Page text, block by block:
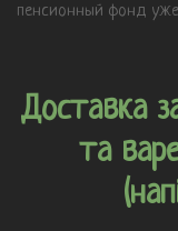
пенсионный фонд
Доставка
та